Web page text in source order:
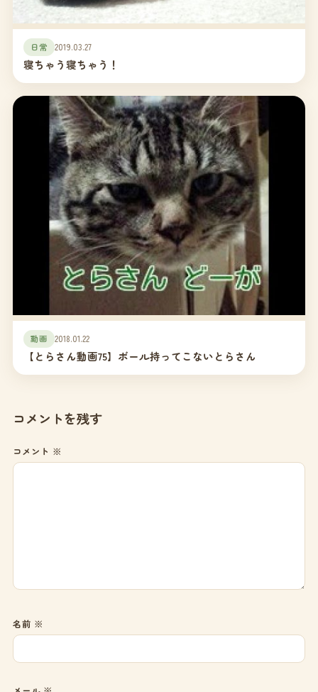
日常 2019.03.27
寝ちゃう寝ちゃう！
動画 2018.01.22
【とらさん動画75】ボール持ってこないとらさん
コメントを残す
コメント ※
名前 ※